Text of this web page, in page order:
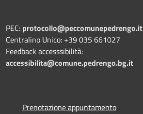
PEC: protocollo@peccomunepedrengo.it
Centralino Unico: +39 035 661027
Feedback accesssibilità:
accessibilita@comune.pedrengo.bg.it
Prenotazione appuntamento